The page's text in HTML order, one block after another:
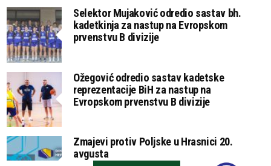
Selektor Mujaković odredio sastav bh.
kadetkinja za nastup na Evropskom
prvenstvu B divizije
Ožegović odredio sastav kadetske
reprezentacije BiH za nastup na
Evropskom prvenstvu B divizije
Zmajevi protiv Poljske u Hrasnici 20.
avgusta